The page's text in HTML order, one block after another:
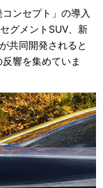
ンセプト」の導入
グメントSUV、新
共同開発されると
響を集めていま